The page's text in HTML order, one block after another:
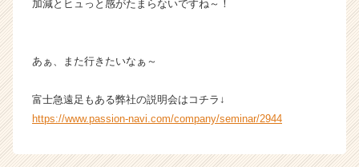
加減とヒュっと感がたまらないですね～！
あぁ、また行きたいなぁ～
富士急遠足もある弊社の説明会はコチラ↓
https://www.passion-navi.com/company/seminar/2944